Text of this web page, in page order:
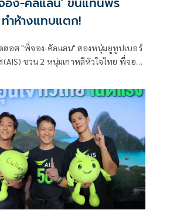
ทำห้างแทบแตก!
ฮอต "พี่จอง-คัลแลน" สองหนุ่มยูทูปเบอร์
(AIS) ชวน 2 หนุ่มเกาหลีหัวใจไทย พี่จอง-
ยันเครือข่ายที่ 1 ตัวจริง ภายใต้แคมเปญ
น็ตแรง"